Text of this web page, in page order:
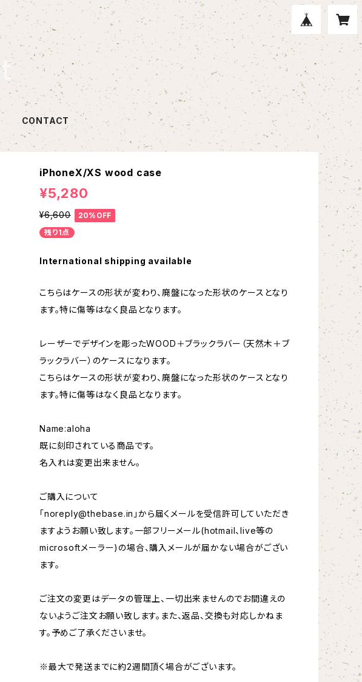
CONTACT
iPhoneX/XS wood case
¥5,280
¥6,600
20%OFF
残り1点
International shipping available
こちらはケースの形状が変わり、廃盤になった形状のケースとなり
ます。特に傷等はなく良品となります。
レーザーでデザインを彫ったWOOD＋ブラックラバー（天然木＋ブ
ラックラバー）のケースになります。
こちらはケースの形状が変わり、廃盤になった形状のケースとなり
ます。特に傷等はなく良品となります。
Name:aloha
既に刻印されている商品です。
名入れは変更出来ません。
ご購入について
「noreply@thebase.in 」から届くメールを受信許可していただき
ますようお願い致します。一部フリーメール(hotmail、live等の
microsoftメーラー)の場合、購入メールが届かない場合がござい
ます。
ご注文の変更はデータの管理上、一切出来ませんのでお間違えの
ないようご注文お願い致します。また、返品、交換も対応しかねま
す。予めご了承くださいませ。
※最大で発送までに約2週間頂く場合がございます。